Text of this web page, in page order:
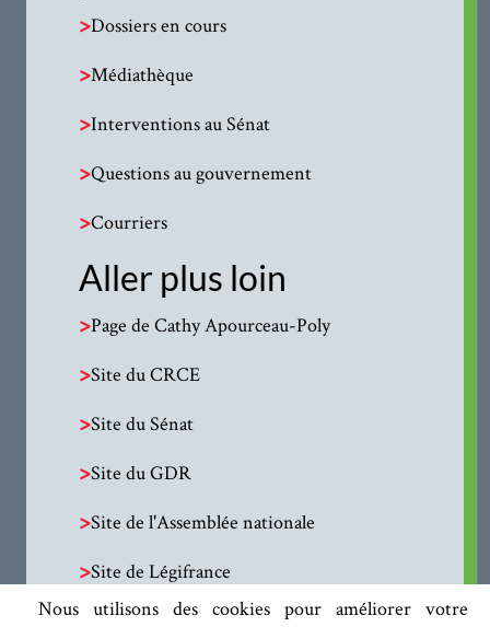
Nous utilisons des cookies pour améliorer votre
>Dossiers en cours
>Médiathèque
>Interventions au Sénat
>Questions au gouvernement
>Courriers
Aller plus loin
>Page de Cathy Apourceau-Poly
>Site du CRCE
>Site du Sénat
>Site du GDR
>Site de l'Assemblée nationale
>Site de Légifrance